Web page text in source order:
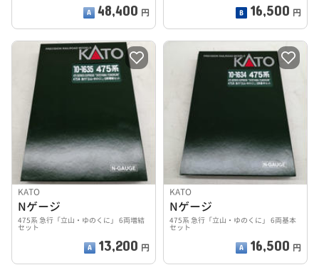
48,400 円 16,500 円
KATO
Nゲージ
475系 急行「立山・ゆのくに」 6両増結
セット
13,200 円
KATO
Nゲージ
475系 急行「立山・ゆのくに」 6両基本
セット
16,500 円